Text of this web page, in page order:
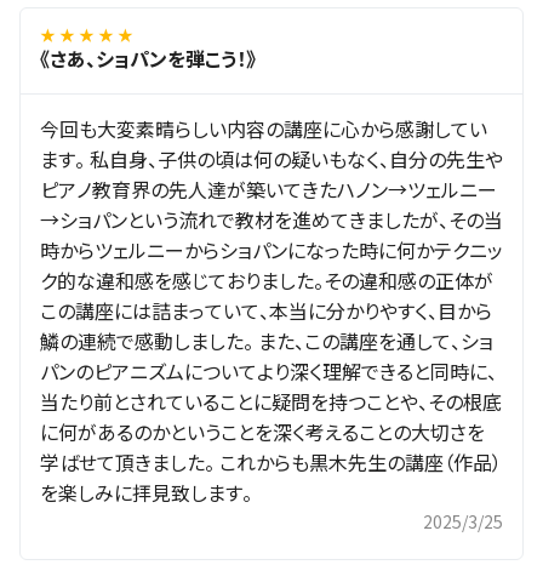
★ ★ ★ ★ ★
《さあ、ショパンを弾こう！》
今回も大変素晴らしい内容の講座に心から感謝してい
ます。 私自身、子供の頃は何の疑いもなく、自分の先生や
ピアノ教育界の先人達が築いてきたハノン→ツェルニー
→ショパンという流れで教材を進めてきましたが、その当
時からツェルニーからショパンになった時に何かテクニッ
ク的な違和感を感じておりました。その違和感の正体が
この講座には詰まっていて、本当に分かりやすく、目から
鱗の連続で感動しました。 また、この講座を通して、ショ
パンのピアニズムについてより深く理解できると同時に、
当たり前とされていることに疑問を持つことや、その根底
に何があるのかということを深く考えることの大切さを
学ばせて頂きました。 これからも黒木先生の講座（作品）
を楽しみに拝見致します。
2025/3/25